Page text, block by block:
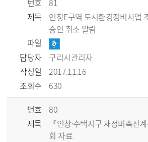
번호
81
제목
인창E구역 도시환경정비사업
승인 취소 알림
파일
담당자
구리시관리자
작성일
2017.11.16
조회수
630
번호
80
제목
『인창·수택지구 재정비촉진
회 자료